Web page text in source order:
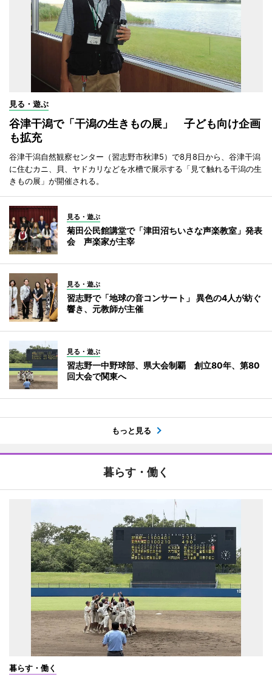
見る・遊ぶ
谷津干潟で「干潟の生きもの展」 子ども向け企画
も拡充
谷津干潟自然観察センター（習志野市秋津5）で8月8日から、谷津干潟
に住むカニ、貝、ヤドカリなどを水槽で展示する「見て触れる干潟の生
きもの展」が開催される。
見る・遊ぶ
菊田公民館講堂で「津田沼ちいさな声楽教室」発表
会 声楽家が主宰
見る・遊ぶ
習志野で「地球の音コンサート」 異色の4人が紡ぐ
響き、元教師が主催
見る・遊ぶ
習志野一中野球部、県大会制覇 創立80年、第80
回大会で関東へ
もっと見る
暮らす・働く
暮らす・働く